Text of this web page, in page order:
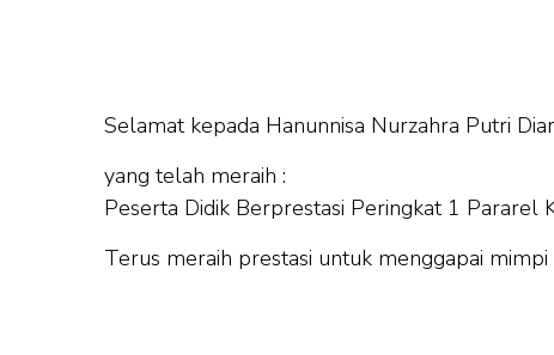
Selamat kepada Hanunnisa Nurzahra Putri Diar
yang telah meraih :
Peserta Didik Berprestasi Peringkat 1
Terus meraih prestasi untuk menggapai mimpi